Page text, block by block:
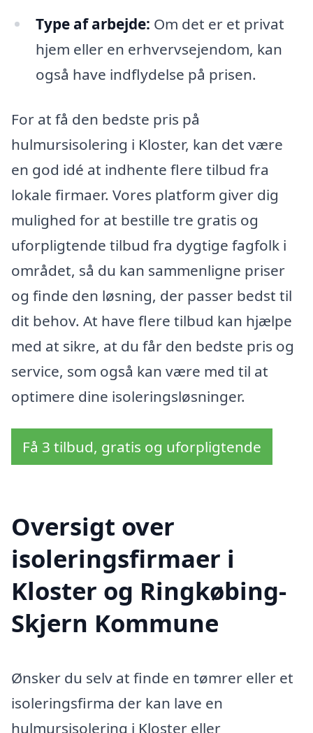
Type af arbejde: Om det er et privat
hjem eller en erhvervsejendom, kan
også have indflydelse på prisen.
For at få den bedste pris på
hulmursisolering i Kloster, kan det være
en god idé at indhente flere tilbud fra
lokale firmaer. Vores platform giver dig
mulighed for at bestille tre gratis og
uforpligtende tilbud fra dygtige fagfolk i
området, så du kan sammenligne priser
og finde den løsning, der passer bedst til
dit behov. At have flere tilbud kan hjælpe
med at sikre, at du får den bedste pris og
service, som også kan være med til at
optimere dine isoleringsløsninger.
Få 3 tilbud, gratis og uforpligtende
Oversigt over
isoleringsfirmaer i
Kloster og Ringkøbing-
Skjern Kommune
Ønsker du selv at finde en tømrer eller et
isoleringsfirma der kan lave en
hulmursisolering i Kloster eller